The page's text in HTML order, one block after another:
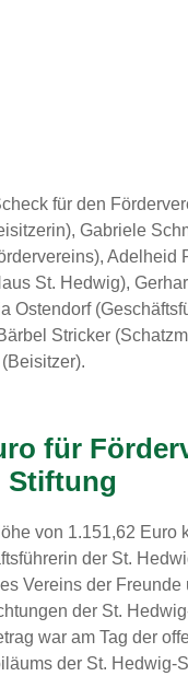
für den
Gabriele
Adelheid
St. Hedwig),
Ostendorf
Stricker
für
Stiftung
von 1.151,62 Euro
der St.
Vereins der Freunde
der St.
war am Tag der
der St. Hedwig-